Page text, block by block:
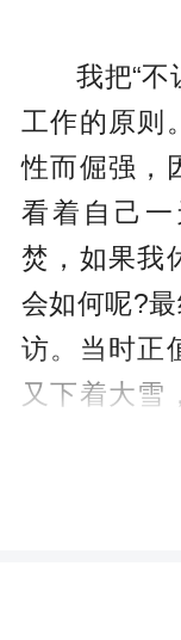
我把“不让
工作的原则
性而倔强，
看着自己
焚，如果我
会如何呢?
访。当时正
又下着大雪
的同事半关
你摔一下不
小宝宝哟!”
的家。一